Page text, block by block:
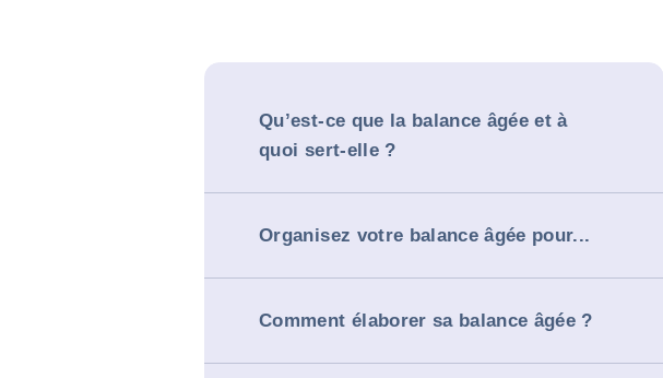
Qu’est-ce que la balance âgée et à
quoi sert-elle ?
Organisez votre balance âgée pour...
Comment élaborer sa balance âgée ?